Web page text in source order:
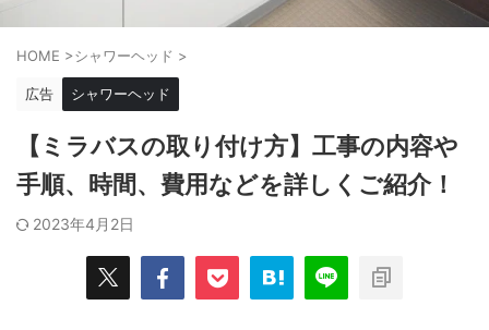
HOME >シャワーヘッド >
広告 シャワーヘッド
【ミラバスの取り付け方】工事の内容や
手順、時間、費用などを詳しくご紹介！
2023年4月2日